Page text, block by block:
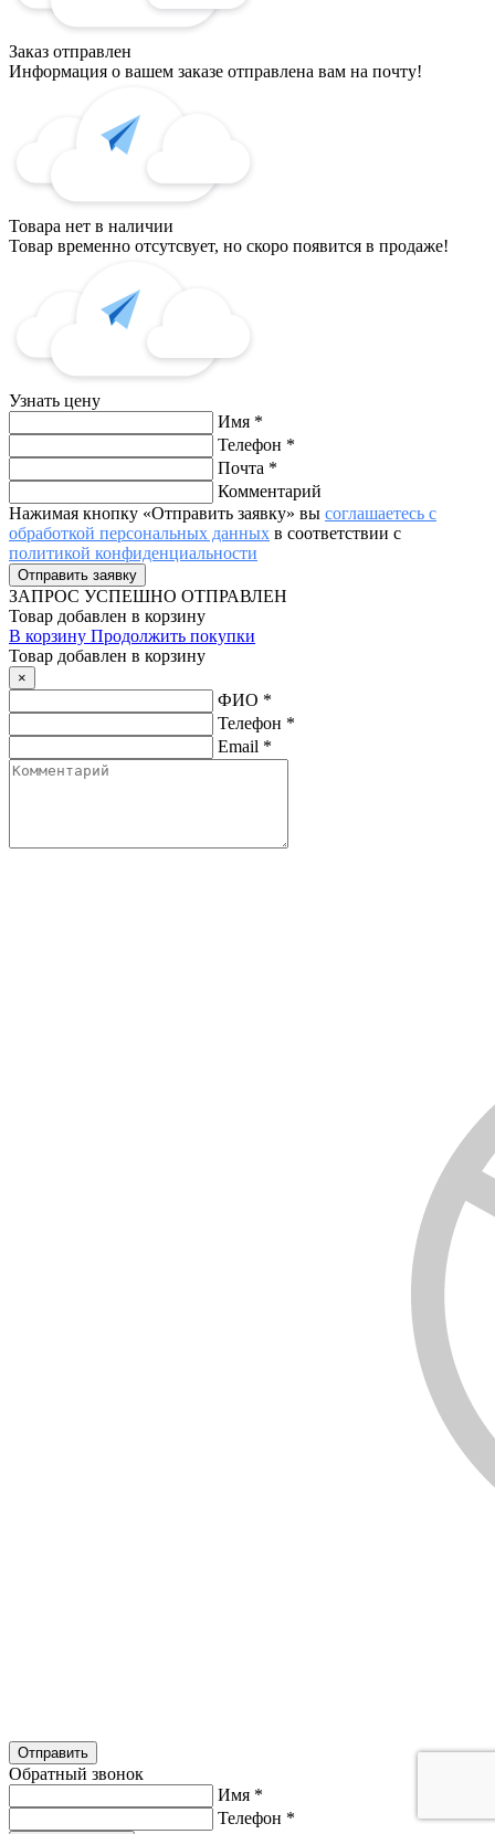
Заказ отправлен
Информация о вашем заказе отправлена вам на почту!
Товара нет в наличии
Товар временно отсутсвует, но скоро появится в продаже!
Узнать цену
Имя *
Телефон *
Почта *
Комментарий
Нажимая кнопку «Отправить заявку» вы соглашаетесь с
обработкой персональных данных в соответствии с
политикой конфиденциальности
ЗАПРОС УСПЕШНО ОТПРАВЛЕН
Товар добавлен в корзину
В корзину Продолжить покупки
Товар добавлен в корзину
×
ФИО *
Телефон *
Email *
Обратный звонок
Имя *
Телефон *